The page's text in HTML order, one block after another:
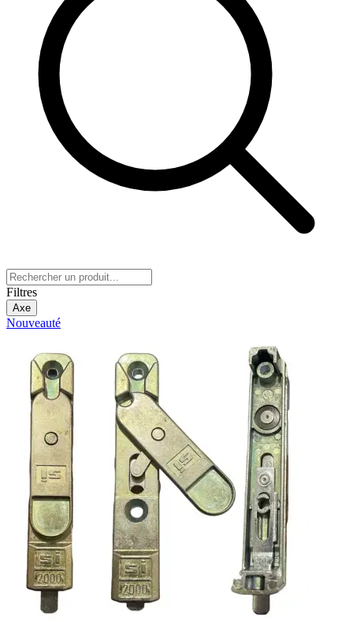
Filtres
Axe
Nouveauté